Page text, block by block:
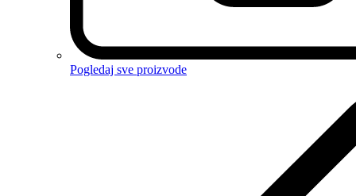
Pogledaj sve proizvode